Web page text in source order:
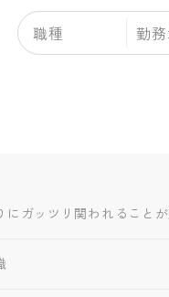
職種 勤
にガッツリ関われることが